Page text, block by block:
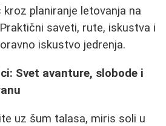
kroz planiranje letovanja na
saveti, rute, iskustva i
iskustvo jedrenja.
Svet avanture, slobode i
uz šum talasa, miris soli u